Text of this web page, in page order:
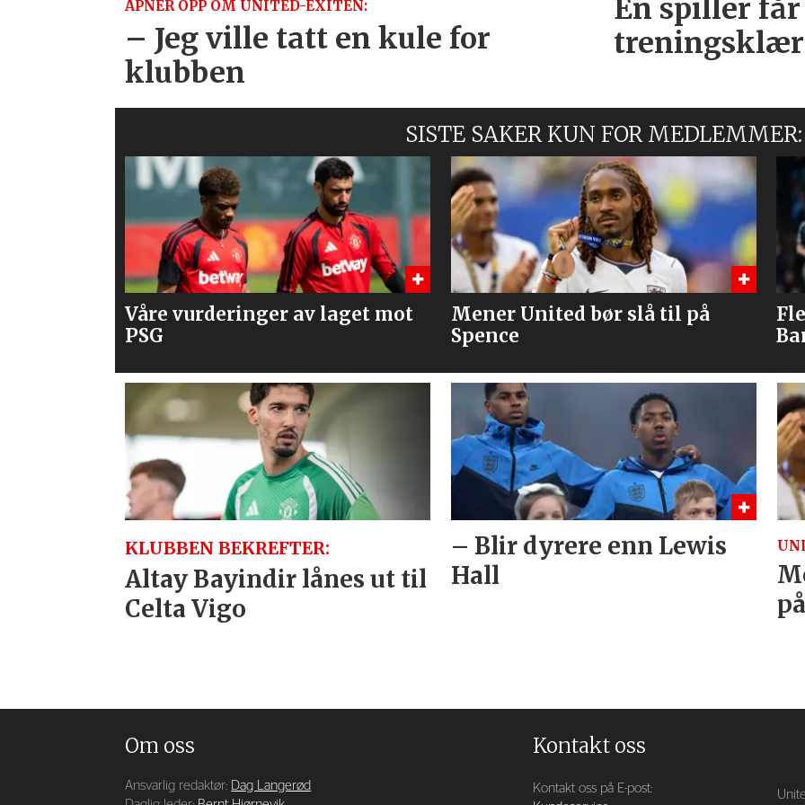
ÅPNER OPP OM UNITED-EXITEN:
– Jeg ville tatt en kule for
klubben
Én spiller
SISTE SAKER KUN FOR MEDLEMMER:
Mener United bør slå til på
Spence
Flere journalister: Rodri velger
Barcelona over Real Madrid
KLUBBEN BEKREFTER:
Altay Bayindir lånes ut til
Celta Vigo
– Blir dyrere enn Lewis
Hall
Om oss
Ansvarlig redaktør: Dag Langerød
Kontakt oss
Kontakt oss på E-post: